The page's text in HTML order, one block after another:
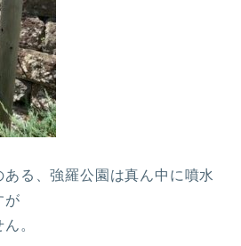
る、強羅公園は真ん中に噴水
が
。